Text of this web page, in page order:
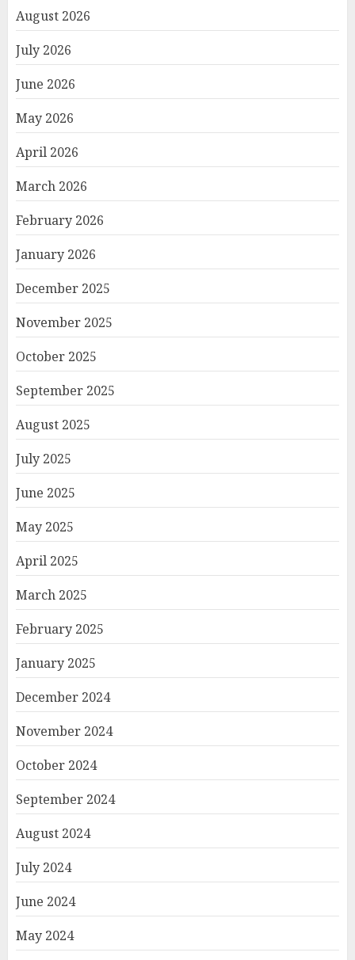
August 2026
July 2026
June 2026
May 2026
April 2026
March 2026
February 2026
January 2026
December 2025
November 2025
October 2025
September 2025
August 2025
July 2025
June 2025
May 2025
April 2025
March 2025
February 2025
January 2025
December 2024
November 2024
October 2024
September 2024
August 2024
July 2024
June 2024
May 2024